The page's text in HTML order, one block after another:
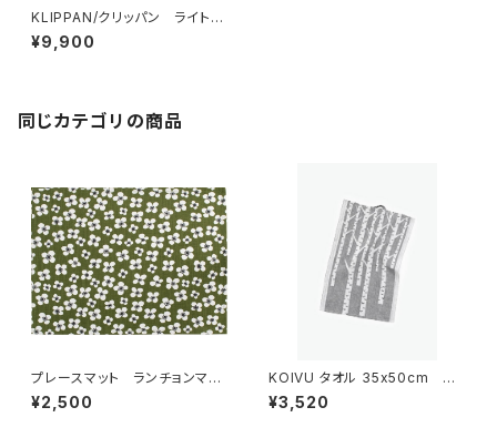
KLIPPAN/クリッパン ライトコ
ットン ミニブランケット フォレ
スト ブルー
¥9,900
同じカテゴリの商品
プレースマット ランチョンマッ
ト 「ベラミ」 / アルメダール
ス/ALMEDAHLS
¥2,500
KOIVU タオル 35x50cm
／ LAPUAN KANKURIT（ラ
プアン カンクリ）
¥3,520